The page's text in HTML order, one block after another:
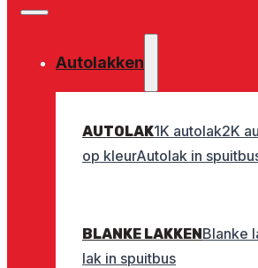
Autolakken
AUTOLAK1K autolak2K
op kleurAutolak in
BLANKE LAKKENBlanke
lak in spuitbus